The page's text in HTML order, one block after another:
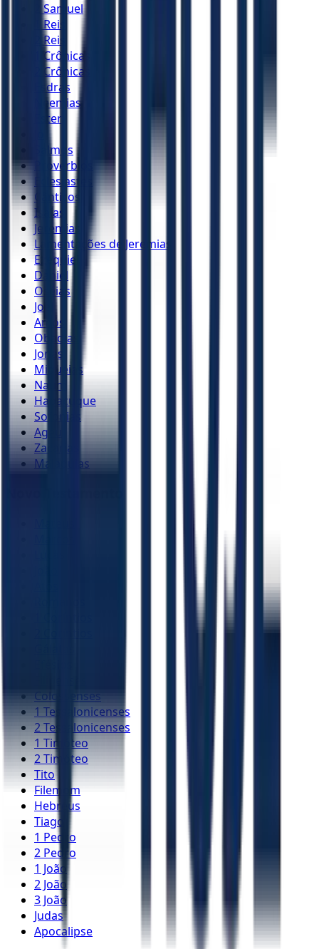
2 Samuel
1 Reis
2 Reis
1 Crônicas
2 Crônicas
Esdras
Neemias
Ester
Salmos
Provérbios
Eclesiastes
Cânticos
Isaías
Jeremias
Lamentações de Jeremias
Ezequiel
Daniel
Oséias
Joel
Amós
Obadias
Jonas
Miquéias
Naum
Habacuque
Sofonias
Ageu
Zacarias
Malaquias
Colossenses
1 Tessalonicenses
2 Tessalonicenses
1 Timóteo
2 Timóteo
Tito
Filemom
Hebreus
Tiago
1 Pedro
2 Pedro
1 João
2 João
3 João
Judas
Apocalipse